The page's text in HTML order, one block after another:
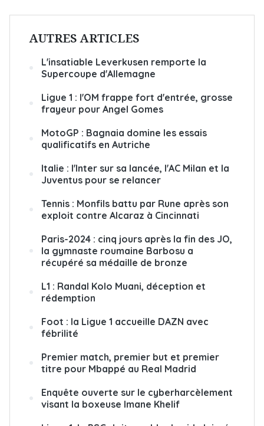
AUTRES ARTICLES
L'insatiable Leverkusen remporte la
Supercoupe d'Allemagne
Ligue 1 : l'OM frappe fort d'entrée, grosse
frayeur pour Angel Gomes
MotoGP : Bagnaia domine les essais
qualificatifs en Autriche
Italie : l'Inter sur sa lancée, l'AC Milan et la
Juventus pour se relancer
Tennis : Monfils battu par Rune après son
exploit contre Alcaraz à Cincinnati
Paris-2024 : cinq jours après la fin des JO,
la gymnaste roumaine Barbosu a
récupéré sa médaille de bronze
L1 : Randal Kolo Muani, déception et
rédemption
Foot : la Ligue 1 accueille DAZN avec
fébrilité
Premier match, premier but et premier
titre pour Mbappé au Real Madrid
Enquête ouverte sur le cyberharcèlement
visant la boxeuse Imane Khelif